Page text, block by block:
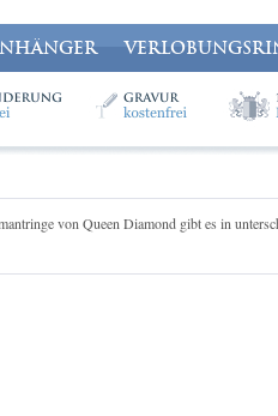
von Queen Diamond gibt es in